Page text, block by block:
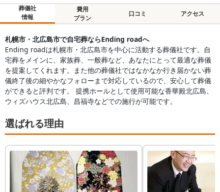
葬儀社
情報
費用
プラン
口コミ アクセス
札幌市・北広島市で自宅葬ならEnding roadへ
Ending roadは札幌市・北広島市を中心に活動する葬儀社です。自
宅葬をメインに、家族葬、一般葬など、あなたにとって最適な葬儀
を提案してくれます。また他の葬儀社ではなかなか行き届かない葬
儀終了後の細やかなフォローまで対応しているので、安心して葬儀
ができると評判です。 提携ホールとして使用可能な香華殿北広島、
ウィズハウス北広島、昌福寺などでの施行が可能です。
選ばれる理由